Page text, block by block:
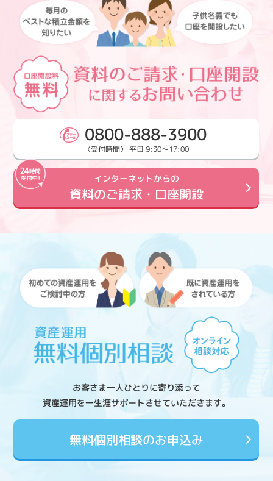
0800-888-3900
〈受付時間〉 平日 9:30～17:00
インターネットからの
資料のご請求・口座開設
お客さま一人ひとりに寄り添って
資産運用を一生涯サポートさせていただきます。
無料個別相談のお申込み